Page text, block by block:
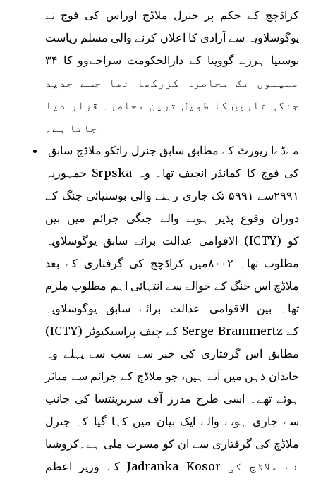
کراڈچچ کے حکم پر جنرل ملاڈچ اوراس کی فوج نے
یوگوسلاویہ سے آزادی کا اعلان کرنے والی مسلم ریاست
بوسنیا ہرزے گووینا کے دارالحکومت سراجےوو کا ۳۴
مہینوں تک محاصرہ کررکھا تھا جسے جدید
جنگی تاریخ کا طویل ترین محاصرہ قرار دیا
جاتا ہے۔
مےڈےا رپورٹ کے مطابق سابق جنرل راتکو ملاڈچ سابق
جمہوریہ Srpska کی فوج کا کمانڈر انچیف تھا۔ وہ
۲۹۹۱سے ۵۹۹۱ تک جاری رہنے والی بوسنیائی جنگ کے
دوران وقوع پذیر ہونے والے جنگی جرائم میں بین
الاقوامی عدالت برائے سابق یوگوسلاویہ (ICTY) کو
مطلوب تھا۔ ۸۰۰۲میں کراڈچچ کی گرفتاری کے بعد
ملاڈچ اس جنگ کے حوالے سے انتہائی اہم مطلوب ملزم
تھا۔ بین الاقوامی عدالت برائے سابق یوگوسلاویہ
(ICTY) کے چیف پراسیکیوٹر Serge Brammertz کے
مطابق اس گرفتاری کی خبر سے سب سے پہلے وہ
خاندان ذہن میں آتے ہیں، جو ملاڈچ کے جرائم سے متاثر
ہوئے تھے۔ اسی طرح مدرز آف سربرینتسا کی جانب
سے جاری ہونے والے ایک بیان میں کہا گیا کہ جنرل
ملاڈچ کی گرفتاری سے ان کو مسرت ملی ہے۔کروشیا
کے وزیر اعظم Jadranka Kosor نے ملاڈچ کی